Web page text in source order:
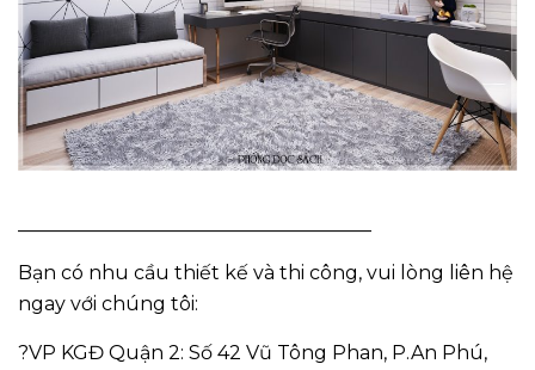
Bạn có nhu cầu thiết kế và thi công, vui lòng liên hệ
ngay với chúng tôi:
?VP KGĐ Quận 2: Số 42 Vũ Tông Phan, P.An Phú,